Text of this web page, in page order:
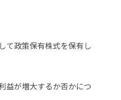
て政策保有株式を保有し
益が増大するか否かにつ